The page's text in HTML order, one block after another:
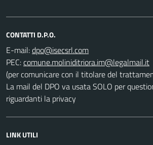
CONTATTI D.P.O.
E-mail:
PEC:
(per comunicare con il titolare del
La mail del DPO va usata SOLO per
riguardanti la privacy
LINK UTILI